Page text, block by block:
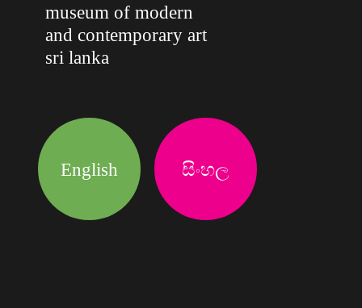
museum of modern
and contemporary art
sri lanka
English සිංහල